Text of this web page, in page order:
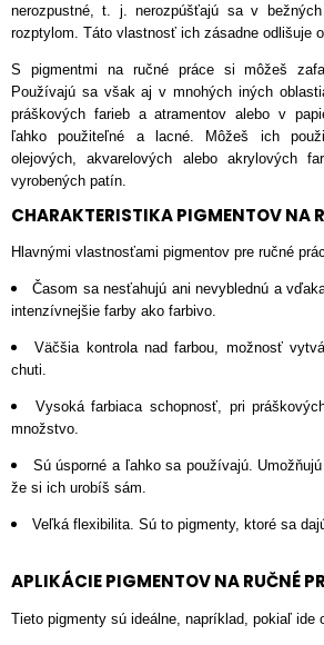
nerozpustné, t. j. nerozpúšťajú sa v
rozptylom. Táto vlastnosť ich zásadne odlišuje
S pigmentmi na ručné práce si môžeš
Používajú sa však aj v mnohých iných
práškových farieb a atramentov alebo v
ľahko použiteľné a lacné. Môžeš ich
olejových, akvarelových alebo akrylových
vyrobených patín.
CHARAKTERISTIKA PIGMENTOV NA
Hlavnými vlastnosťami pigmentov pre ručné
Časom sa nesťahujú ani nevyblednú a
intenzívnejšie farby ako farbivo.
Väčšia kontrola nad farbou, možnosť
chuti.
Vysoká farbiaca schopnosť, pri
množstvo.
Sú úsporné a ľahko sa používajú.
že si ich urobíš sám.
Veľká flexibilita. Sú to pigmenty, ktoré sa
APLIKÁCIE PIGMENTOV NA RUČNÉ
Tieto pigmenty sú ideálne, napríklad, pokiaľ ide